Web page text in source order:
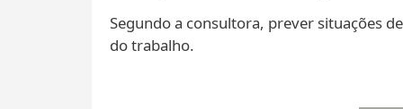
Segundo a consultora, prever situações
do trabalho.